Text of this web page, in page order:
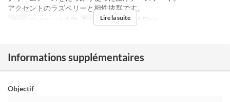
アクセントのラズベリーと相性抜群です。
Jours ma, me, j, v, s, d, fêt Repas Déjeuner, Thé, Dîner
Lire la suite
Informations supplémentaires
Objectif